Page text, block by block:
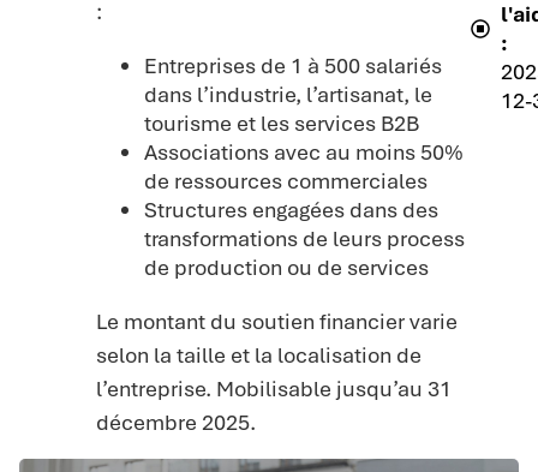
:
Entreprises de 1 à 500 salariés
dans l’industrie, l’artisanat, le
tourisme et les services B2B
Associations avec au moins 50%
de ressources commerciales
Structures engagées dans des
transformations de leurs process
de production ou de services
Le montant du soutien financier varie
selon la taille et la localisation de
l’entreprise. Mobilisable jusqu’au 31
décembre 2025.
:
12-